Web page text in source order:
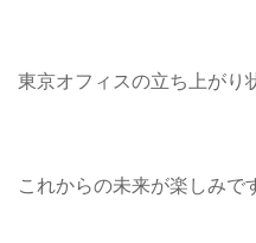
東京オフィスの立ち上がり
これからの未来が楽しみで